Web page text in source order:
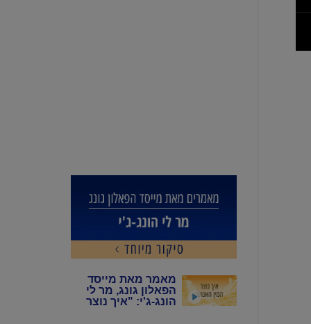
מאמר מאת מייסד
הפאלון גונג, מר לי
הונג-ג'י: "איך נוצר